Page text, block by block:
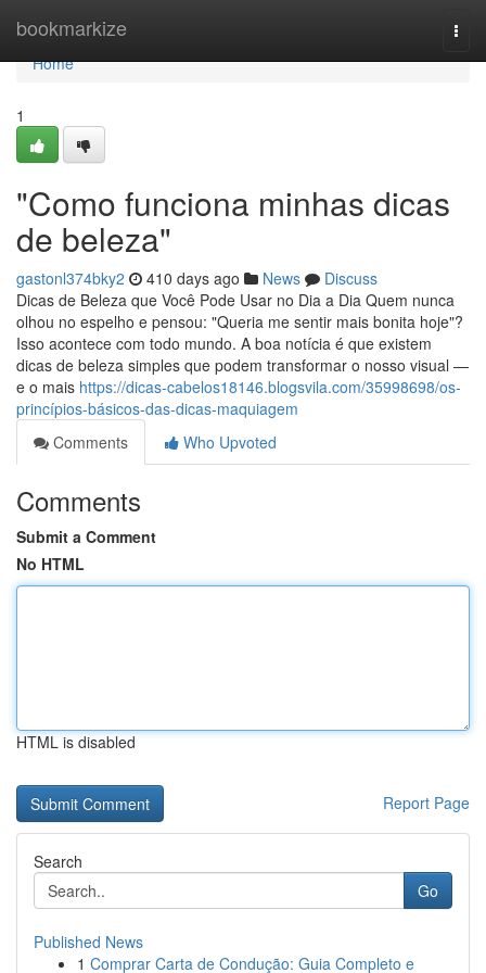
bookmarkize
Home
Home
1
"Como funciona minhas dicas
de beleza"
gastonl374bky2 410 days ago News
Discuss
Dicas de Beleza que Você Pode Usar no Dia a Dia Quem nunca
olhou no espelho e pensou: "Queria me sentir mais bonita hoje"?
Isso acontece com todo mundo. A boa notícia é que existem
dicas de beleza simples que podem transformar o nosso visual —
e o mais https://dicas-cabelos18146.blogsvila.com/35998698/os-
princípios-básicos-das-dicas-maquiagem
Comments
Who Upvoted
Comments
Submit a Comment
No HTML
HTML is disabled
Report Page
Search
Go
Published News
1 Comprar Carta de Condução: Guia Completo e